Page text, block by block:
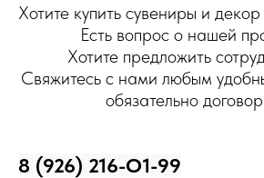
Хотите купить сувениры и
Есть вопрос о нашей
Хотите предложить
Свяжитесь с нами любым
обязательно
8 (926) 216-О1-99